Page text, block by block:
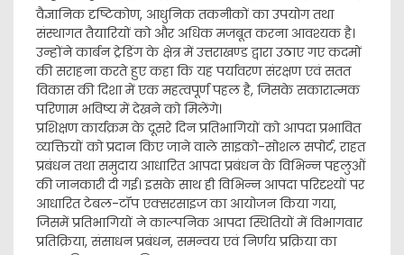
वैज्ञानिक दृष्टिकोण, आधुनिक तकनीकों का उपयोग तथा
संस्थागत तैयारियों को और अधिक मजबूत करना आवश्यक है।
उन्होंने कार्बन ट्रेडिंग के क्षेत्र में उत्तराखण्ड द्वारा उठाए गए कदमों
की सराहना करते हुए कहा कि यह पर्यावरण संरक्षण एवं सतत
विकास की दिशा में एक महत्वपूर्ण पहल है, जिसके सकारात्मक
परिणाम भविष्य में देखने को मिलेंगे।
प्रशिक्षण कार्यक्रम के दूसरे दिन प्रतिभागियों को आपदा प्रभावित
व्यक्तियों को प्रदान किए जाने वाले साइको-सोशल सपोर्ट, राहत
प्रबंधन तथा समुदाय आधारित आपदा प्रबंधन के विभिन्न पहलुओं
की जानकारी दी गई। इसके साथ ही विभिन्न आपदा परिदृश्यों पर
आधारित टेबल-टॉप एक्सरसाइज का आयोजन किया गया,
जिसमें प्रतिभागियों ने काल्पनिक आपदा स्थितियों में विभागवार
प्रतिक्रिया, संसाधन प्रबंधन, समन्वय एवं निर्णय प्रक्रिया का